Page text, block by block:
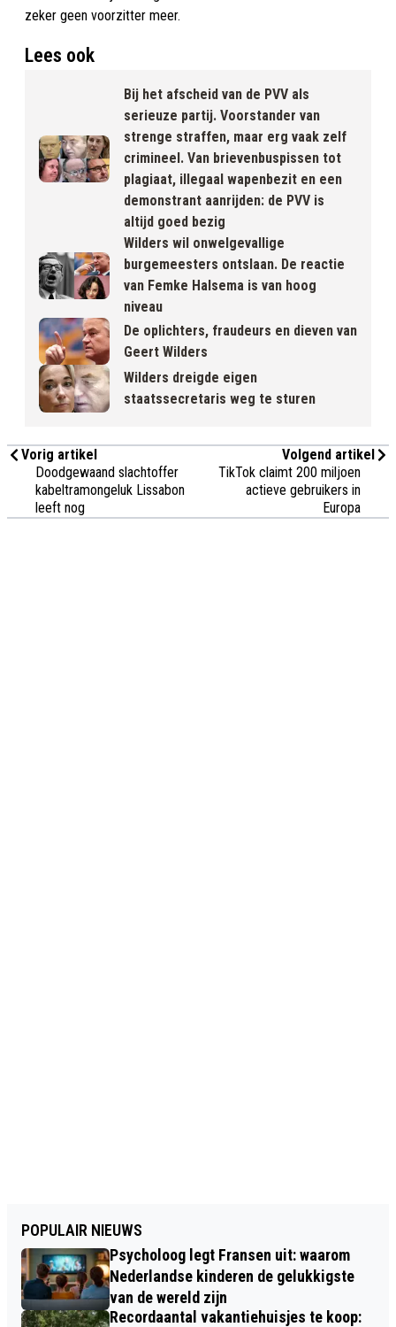
zeker geen voorzitter meer.
Lees ook
Bij het afscheid van de PVV als
serieuze partij. Voorstander van
strenge straffen, maar erg vaak zelf
crimineel. Van brievenbuspissen tot
plagiaat, illegaal wapenbezit en een
demonstrant aanrijden: de PVV is
altijd goed bezig
Wilders wil onwelgevallige
burgemeesters ontslaan. De reactie
van Femke Halsema is van hoog
niveau
De oplichters, fraudeurs en dieven van
Geert Wilders
Wilders dreigde eigen
staatssecretaris weg te sturen
Vorig artikel
Doodgewaand slachtoffer
kabeltramongeluk Lissabon
leeft nog
Volgend artikel
TikTok claimt 200 miljoen
actieve gebruikers in
Europa
POPULAIR NIEUWS
Psycholoog legt Fransen uit: waarom
Nederlandse kinderen de gelukkigste
van de wereld zijn
Recordaantal vakantiehuisjes te koop: